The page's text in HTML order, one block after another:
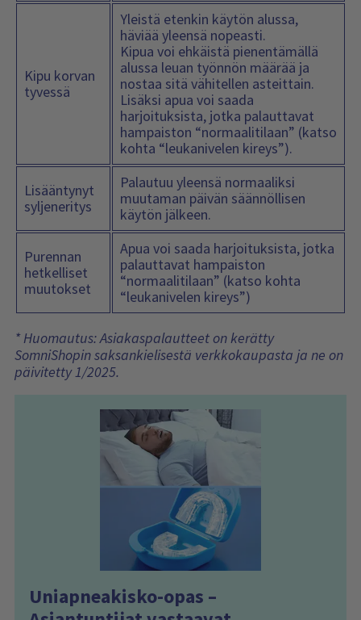
Kipu korvan
tyvessä
Yleistä etenkin käytön alussa,
häviää yleensä nopeasti.
Kipua voi ehkäistä pienentämällä
alussa leuan työnnön määrää ja
nostaa sitä vähitellen asteittain.
Lisäksi apua voi saada
harjoituksista, jotka palauttavat
hampaiston “normaalitilaan” (katso
kohta “leukanivelen kireys”).
Lisääntynyt
syljeneritys
Palautuu yleensä normaaliksi
muutaman päivän säännöllisen
käytön jälkeen.
Purennan
hetkelliset
muutokset
Apua voi saada harjoituksista, jotka
palauttavat hampaiston
“normaalitilaan” (katso kohta
“leukanivelen kireys”)
* Huomautus: Asiakaspalautteet on kerätty
SomniShopin saksankielisestä verkkokaupasta ja ne on
päivitetty 1/2025.
Uniapneakisko-opas –